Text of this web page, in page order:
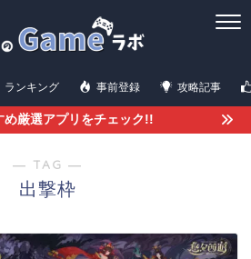
ランキング 事前登録 攻略記事
厳選アプリをチェック!!
― TAG ―
出撃枠